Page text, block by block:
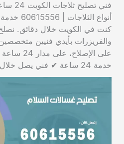
فني
أنواع
كنت في الكويت خلال دقائق.
والفريزرات بأيدي فنيين
على
خدمة 24 ساعة ✔ فني يصل خلال 30 دقيقة